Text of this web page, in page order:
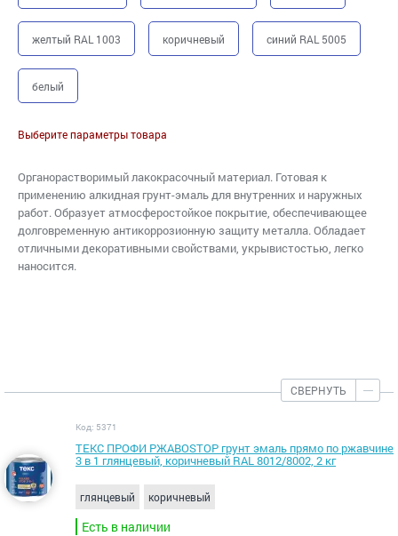
желтый RAL 1003 коричневый синий RAL 5005
белый
Выберите параметры товара
Органорастворимый лакокрасочный материал. Готовая к
применению алкидная грунт-эмаль для внутренних и наружных
работ. Образует атмосферостойкое покрытие, обеспечивающее
долговременную антикоррозионную защиту металла. Обладает
отличными декоративными свойствами, укрывистостью, легко
наносится.
СВЕРНУТЬ
Код: 5371
ТЕКС ПРОФИ РЖАВОSTOP грунт эмаль прямо по ржавчине
3 в 1 глянцевый, коричневый RAL 8012/8002, 2 кг
глянцевый коричневый
Есть в наличии